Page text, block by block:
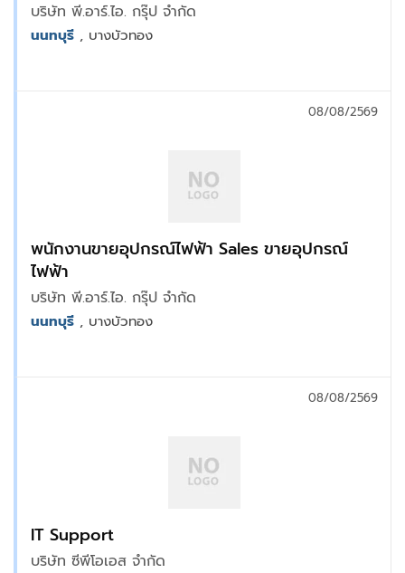
บริษัท พี.อาร์.ไอ. กรุ๊ป จำกัด
นนทบุรี , บางบัวทอง
พนักงานขายอุปกรณ์ไฟฟ้า Sales ขายอุปกรณ์
ไฟฟ้า
บริษัท พี.อาร์.ไอ. กรุ๊ป จำกัด
08/08/2569
นนทบุรี , บางบัวทอง
IT Support
บริษัท ซีพีโอเอส จำกัด
08/08/2569